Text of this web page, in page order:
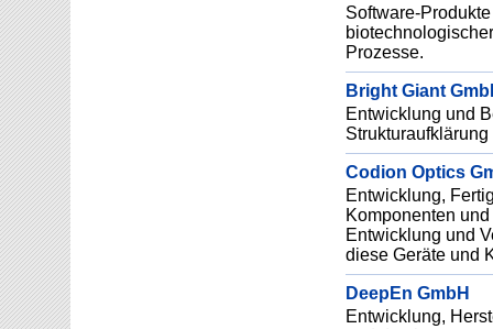
Software-
Prozesse.
Bright Giant
Entwicklung und
Codion Optics
Entwicklung,
Komponenten
Entwicklung und
diese Geräte und
DeepEn GmbH
Entwicklung,